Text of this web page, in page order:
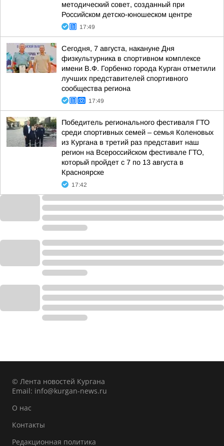
методический совет, созданный при
Российском детско-юношеском центре
17:49
Сегодня, 7 августа, накануне Дня
физкультурника в спортивном комплексе
имени В.Ф. Горбенко города Курган отметили
лучших представителей спортивного
сообщества региона
17:49
Победитель регионального фестиваля ГТО
среди спортивных семей – семья Коленовых
из Кургана в третий раз представит наш
регион на Всероссийском фестивале ГТО,
который пройдет с 7 по 13 августа в
Красноярске
17:42
© Лента новостей Кургана
Email: info@kurgan-news.ru
О нас
Контакты
Редакционная политика